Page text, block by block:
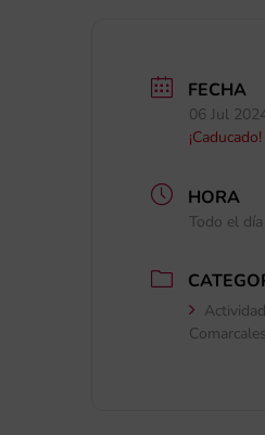
FECHA
06 Jul
¡Caducado!
HORA
Todo el día
Comarcales